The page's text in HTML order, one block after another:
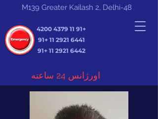
+91 11 4379 4200
6441 2921 11
+91
6442 2921 11
+91
اورژانس 24 ساعته
M139 Greater Kailash 2, Delhi-48